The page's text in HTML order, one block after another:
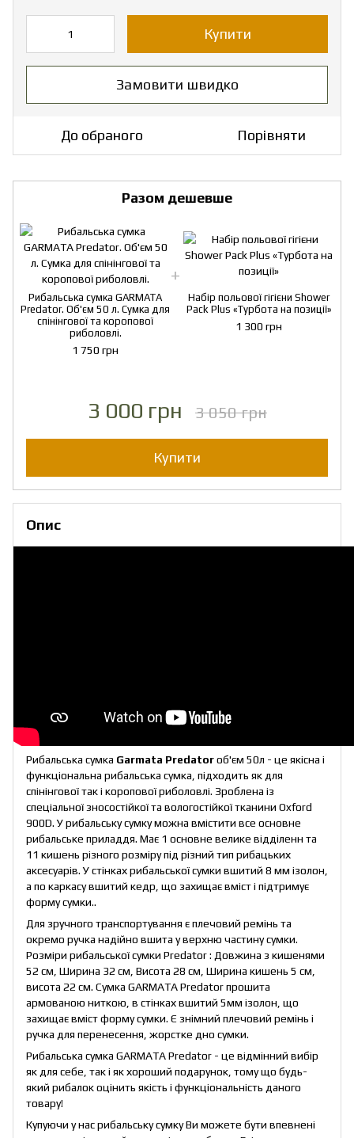
Купити
Замовити швидко
До обраного Порівняти
Разом дешевше
Рибальська сумка GARMATA
Predator. Об'єм 50 л. Сумка для
спінінгової та коропової
риболовлі.
1 750 грн
Набір польової гігієни Shower
Pack Plus «Турбота на позиції»
1 300 грн
3 000 грн 3 050 грн
Купити
Опис
Рибальська сумка Garmata Predatorоб'єм 50л - це якісна і
функціональна рибальська сумка, підходить як для
спінінгової так і коропової риболовлі. Зроблена із
спеціальної зносостійкої та вологостійкої тканини Oxford
900D. У рибальську сумку можна вмістити все основне
рибальське приладдя. Має 1 основне велике відділенн та
11 кишень різного розміру під різний тип рибацьких
аксесуарів. У стінках рибальської сумки вшитий 8 мм ізолон,
а по каркасу вшитий кедр, що захищає вміст і підтримує
форму сумки..
Для зручного транспортування є плечовий ремінь та
окремо ручка надійно вшита у верхню частину сумки.
Розміри рибальської сумки Predator : Довжина з кишенями
52 см, Ширина 32 см, Висота 28 см, Ширина кишень 5 см,
висота 22 см. Сумка GARMATA Predator прошита
армованою ниткою, в стінках вшитий 5мм ізолон, що
захищає вміст форму сумки. Є знімний плечовий ремінь і
ручка для перенесення, жорстке дно сумки.
Рибальська сумка GARMATA Predator - це відмінний вибір
як для себе, так і як хороший подарунок, тому що будь-
який рибалок оцінить якість і функціональність даного
товару!
Купуючи у нас рибальську сумку Ви можете бути впевнені